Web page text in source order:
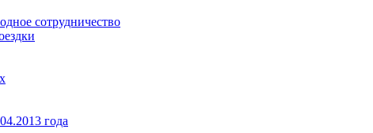
сотрудничество
года